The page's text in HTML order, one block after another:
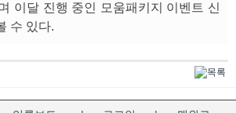
이달 진행 중인 모움패키지 이벤트 신
수 있다.